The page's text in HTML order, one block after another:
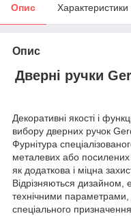
Опис Характеристики
Опис
Дверні ручки
Декоративні якості і
вибору дверних ручок
Фурнітура
металевих або посилених
як додаткова і міцна
Відрізняються дизайном,
технічними параметрами,
спеціального